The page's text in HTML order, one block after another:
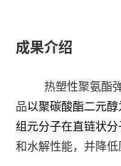
成果介绍
热塑性聚氨酯弹性
品以聚碳酸酯二元
组元分子在直链状
和水解性能，并降低